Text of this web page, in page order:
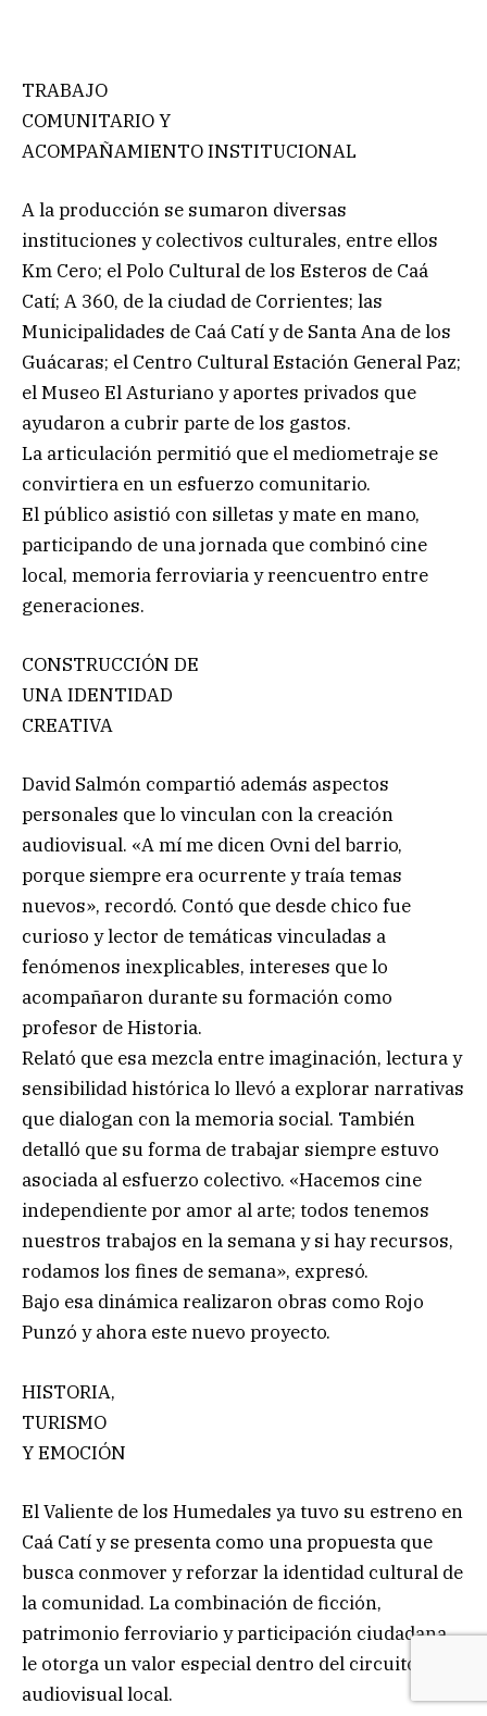
TRABAJO
COMUNITARIO Y
ACOMPAÑAMIENTO INSTITUCIONAL
A la producción se sumaron diversas
instituciones y colectivos culturales, entre ellos
Km Cero; el Polo Cultural de los Esteros de Caá
Catí; A 360, de la ciudad de Corrientes; las
Municipalidades de Caá Catí y de Santa Ana de los
Guácaras; el Centro Cultural Estación General Paz;
el Museo El Asturiano y aportes privados que
ayudaron a cubrir parte de los gastos.
La articulación permitió que el mediometraje se
convirtiera en un esfuerzo comunitario.
El público asistió con silletas y mate en mano,
participando de una jornada que combinó cine
local, memoria ferroviaria y reencuentro entre
generaciones.
CONSTRUCCIÓN DE
UNA IDENTIDAD
CREATIVA
David Salmón compartió además aspectos
personales que lo vinculan con la creación
audiovisual. «A mí me dicen Ovni del barrio,
porque siempre era ocurrente y traía temas
nuevos», recordó. Contó que desde chico fue
curioso y lector de temáticas vinculadas a
fenómenos inexplicables, intereses que lo
acompañaron durante su formación como
profesor de Historia.
Relató que esa mezcla entre imaginación, lectura y
sensibilidad histórica lo llevó a explorar narrativas
que dialogan con la memoria social. También
detalló que su forma de trabajar siempre estuvo
asociada al esfuerzo colectivo. «Hacemos cine
independiente por amor al arte; todos tenemos
nuestros trabajos en la semana y si hay recursos,
rodamos los fines de semana», expresó.
Bajo esa dinámica realizaron obras como Rojo
Punzó y ahora este nuevo proyecto.
HISTORIA,
TURISMO
Y EMOCIÓN
El Valiente de los Humedales ya tuvo su estreno en
Caá Catí y se presenta como una propuesta que
busca conmover y reforzar la identidad cultural de
la comunidad. La combinación de ficción,
patrimonio ferroviario y participación ciudadana
le otorga un valor especial dentro del circuito
audiovisual local.